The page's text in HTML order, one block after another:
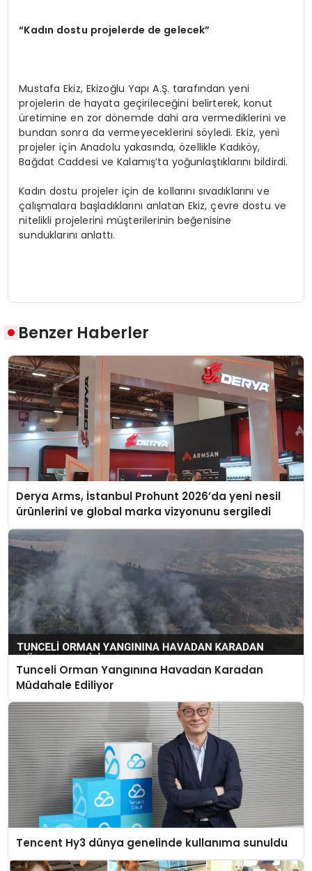
“Kadın dostu projelerde de gelecek”
Mustafa Ekiz, Ekizoğlu Yapı A.Ş. tarafından yeni
projelerin de hayata geçirileceğini belirterek, konut
üretimine en zor dönemde dahi ara vermediklerini ve
bundan sonra da vermeyeceklerini söyledi. Ekiz, yeni
projeler için Anadolu yakasında, özellikle Kadıköy,
Bağdat Caddesi ve Kalamış’ta yoğunlaştıklarını bildirdi.
Kadın dostu projeler için de kollarını sıvadıklarını ve
çalışmalara başladıklarını anlatan Ekiz, çevre dostu ve
nitelikli projelerini müşterilerinin beğenisine
sunduklarını anlattı.
Benzer Haberler
Derya Arms, İstanbul Prohunt 2026’da yeni nesil
ürünlerini ve global marka vizyonunu sergiledi
Tunceli Orman Yangınına Havadan Karadan
Müdahale Ediliyor
Tencent Hy3 dünya genelinde kullanıma sunuldu